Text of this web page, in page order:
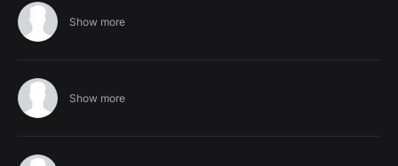
Show more
Show more